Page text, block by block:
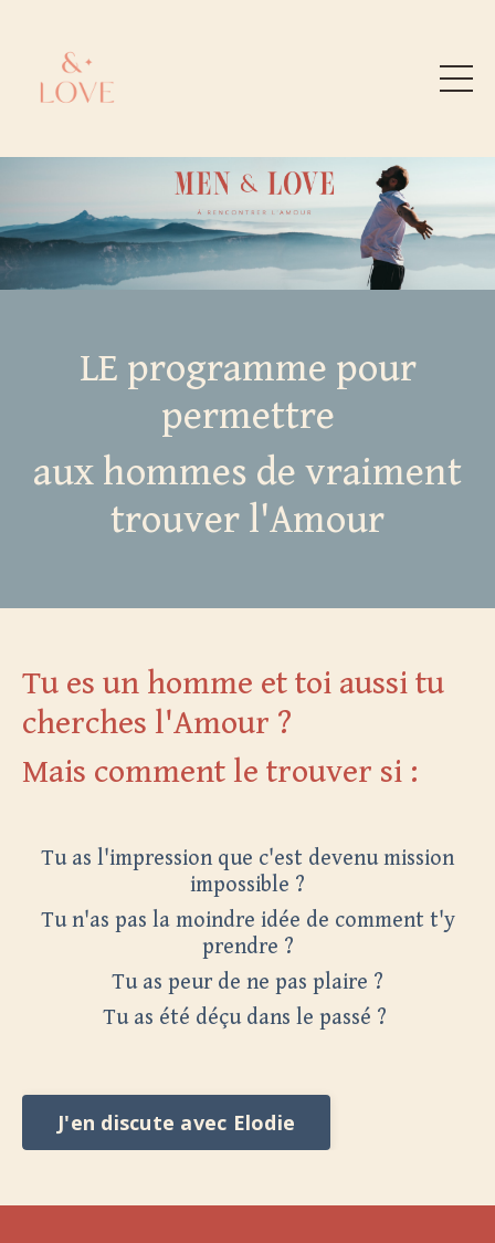
LE programme pour
permettre
aux hommes de vraiment
trouver l'Amour
Tu es un homme et toi aussi tu
cherches l'Amour ?
Mais comment le trouver si :
Tu as l'impression que c'est devenu mission
impossible ?
Tu n'as pas la moindre idée de comment t'y
prendre ?
Tu as peur de ne pas plaire ?
Tu as été déçu dans le passé ?
J'en discute avec Elodie